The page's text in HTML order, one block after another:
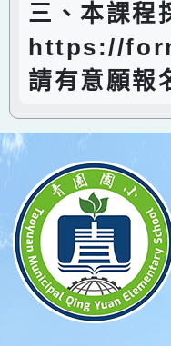
三、本課程
https://
請有意願報